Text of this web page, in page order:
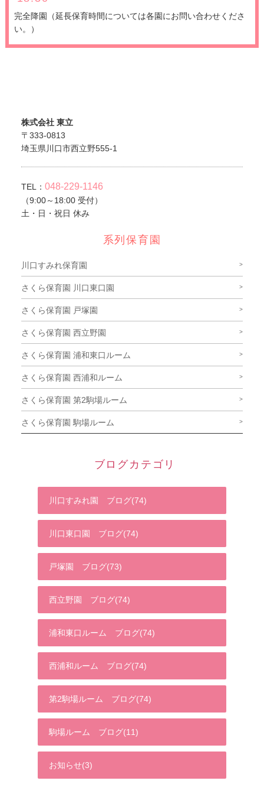
完全降園（延長保育時間については各園にお問い合わせくださ
い。）
株式会社 東立
〒333-0813
埼玉県川口市西立野555-1
TEL： 048-229-1146
（9:00～18:00 受付）
土・日・祝日 休み
系列保育園
川口すみれ保育園
さくら保育園 川口東口園
さくら保育園 戸塚園
さくら保育園 西立野園
さくら保育園 浦和東口ルーム
さくら保育園 西浦和ルーム
さくら保育園 第2駒場ルーム
さくら保育園 駒場ルーム
ブログカテゴリ
川口すみれ園 ブログ(74)
川口東口園 ブログ(74)
戸塚園 ブログ(73)
西立野園 ブログ(74)
浦和東口ルーム ブログ(74)
西浦和ルーム ブログ(74)
第2駒場ルーム ブログ(74)
駒場ルーム ブログ(11)
お知らせ(3)